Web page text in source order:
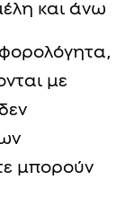
και άνω
με
μπορούν